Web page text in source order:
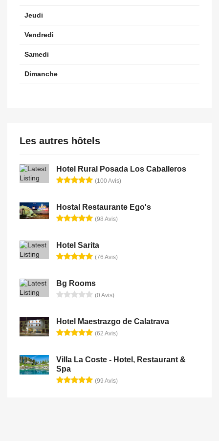
Jeudi
Vendredi
Samedi
Dimanche
Les autres hôtels
Hotel Rural Posada Los Caballeros
(100 Avis)
Hostal Restaurante Ego's
(98 Avis)
Hotel Sarita
(76 Avis)
Bg Rooms
(0 Avis)
Hotel Maestrazgo de Calatrava
(62 Avis)
Villa La Coste - Hotel, Restaurant &
Spa
(99 Avis)